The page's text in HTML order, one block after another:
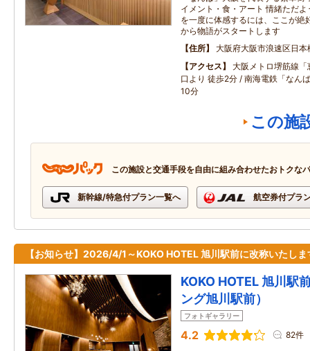
イメント・食・アート 情緒ただ
を一度に体感するには、ここが絶
から物語がスタートします
住所
大阪府大阪市浪速区日
アクセス
大阪メトロ堺筋線
口より 徒歩2分 / 南海電鉄「なん
10分
この施
この施設と交通手段を自由に組み合わせたおトクな
新幹線/特急付プラン一覧へ 航空券付プラ
【お知らせ】2026/4/1～KOKO HOTEL 旭川駅前に改称いたしま
KOKO HOTEL 旭川駅
ング旭川駅前）
フォトギャラリー
4.2 82件